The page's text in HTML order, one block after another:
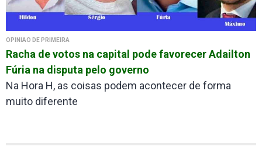
OPINIÃO DE PRIMEIRA
Racha de votos na capital pode favorecer Adailton
Fúria na disputa pelo governo
Na Hora H, as coisas podem acontecer de forma
muito diferente